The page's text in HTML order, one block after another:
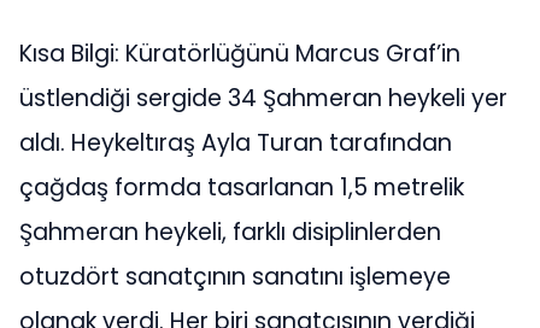
Kısa Bilgi: Küratörlüğünü Marcus Graf’in
üstlendiği sergide 34 Şahmeran heykeli yer
aldı. Heykeltıraş Ayla Turan tarafından
çağdaş formda tasarlanan 1,5 metrelik
Şahmeran heykeli, farklı disiplinlerden
otuzdört sanatçının sanatını işlemeye